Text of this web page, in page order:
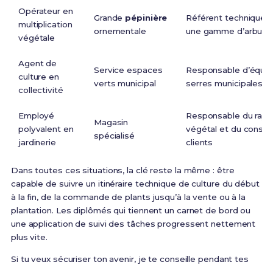
Opérateur en
multiplication
végétale
Grande pépinière
ornementale
Référent technique
une gamme
Agent de
culture en
collectivité
Service espaces
verts municipal
Responsable
serres municipales
Employé
polyvalent en
jardinerie
Magasin
spécialisé
Responsable du
végétal et du conseil
clients
Dans toutes ces situations, la clé reste la même : être
capable de suivre un itinéraire technique de culture du début
à la fin, de la commande de plants jusqu’à la vente ou à la
plantation. Les diplômés qui tiennent un carnet de bord ou
une application de suivi des tâches progressent nettement
plus vite.
Si tu veux sécuriser ton avenir, je te conseille pendant tes